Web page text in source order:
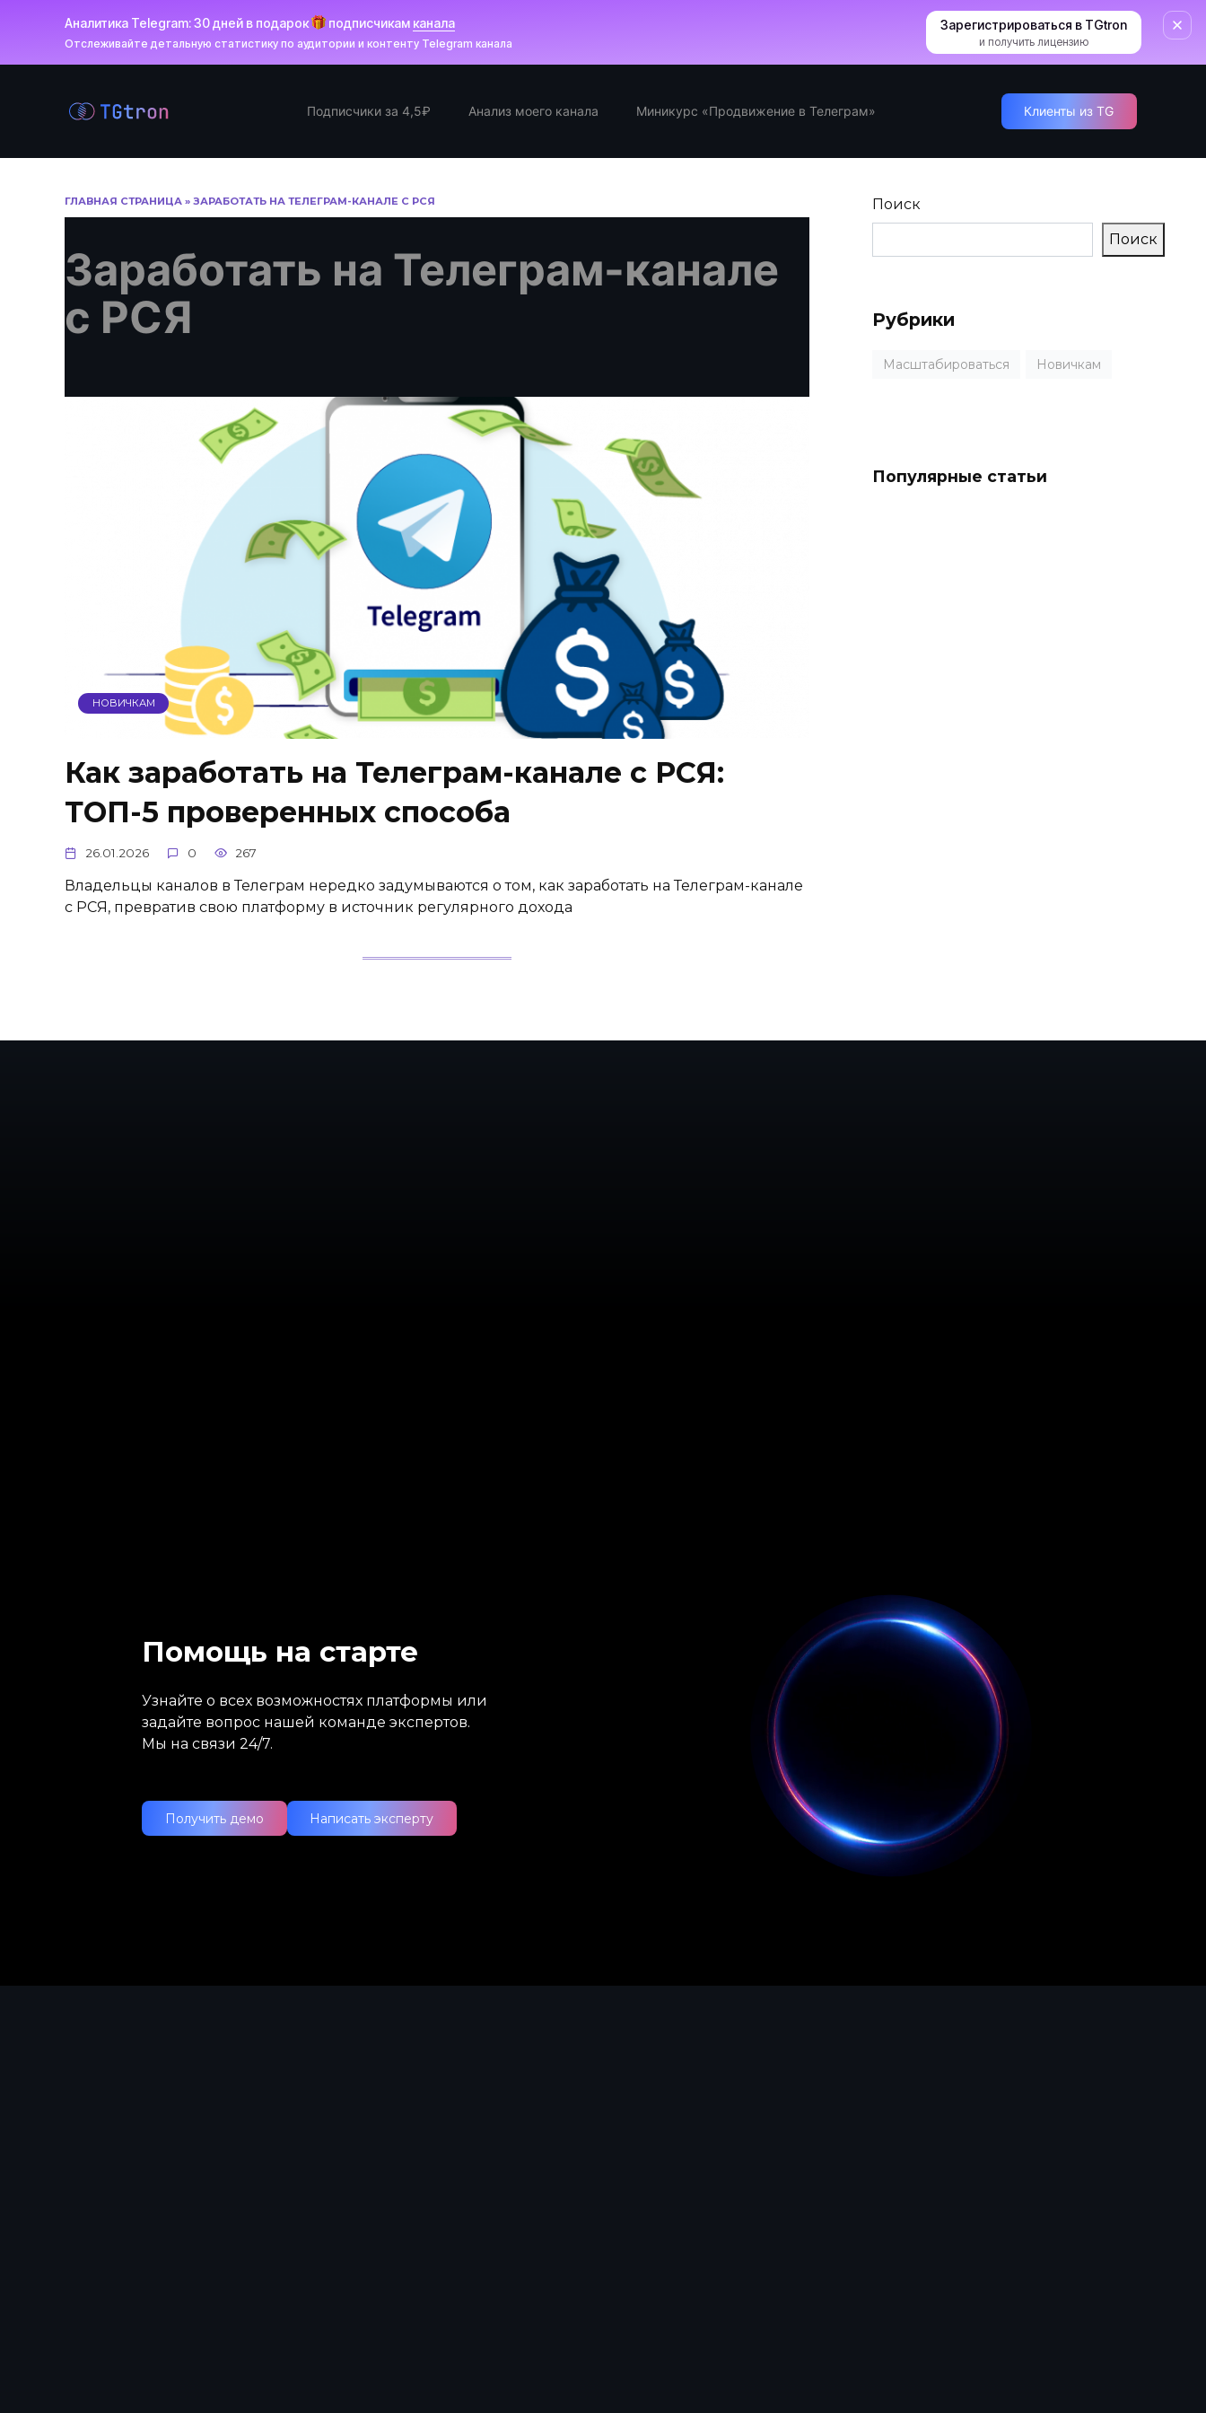
содержанию
Аналитика Telegram: 30 дней в подарок подписчикам канала
Отслеживайте детальную статистику по аудитории и контенту Telegram канала
Зарегистрироваться в TGtron
и получить лицензию
Подписчики за 4,5₽ Анализ моего канала Миникурс «Продвижение в Телеграм» Клиенты из TG
ГЛАВНАЯ СТРАНИЦА » ЗАРАБОТАТЬ НА ТЕЛЕГРАМ-КАНАЛЕ С РСЯ
Заработать на Телеграм-канале
с РСЯ
НОВИЧКАМ
Как заработать на Телеграм-канале с РСЯ:
ТОП-5 проверенных способа
26.01.2026 0 267
Владельцы каналов в Телеграм нередко задумываются о том, как заработать на Телеграм-канале
с РСЯ, превратив свою платформу в источник регулярного дохода
Поиск
Поиск
Рубрики
Масштабироваться Новичкам
Популярные статьи
Помощь на старте
Узнайте о всех возможностях платформы или
задайте вопрос нашей команде экспертов.
Мы на связи 24/7.
Получить демо Написать эксперту